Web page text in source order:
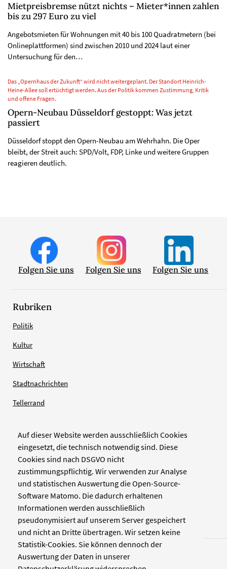
Auf dieser Website werden ausschließlich Cookies
eingesetzt, die technisch notwendig sind. Diese
Cookies sind nach DSGVO nicht
zustimmungspflichtig. Wir verwenden zur Analyse
und statistischen Auswertung die Open-Source-
Software Matomo. Die dadurch erhaltenen
Informationen werden ausschließlich
pseudonymisiert auf unserem Server gespeichert
und nicht an Dritte übertragen. Wir setzen keine
Statistik-Cookies. Sie können dennoch der
Auswertung der Daten in unserer
Mietpreisbremse nützt nichts – Mieter*innen zahlen
bis zu 297 Euro zu viel
Angebotsmieten für Wohnungen mit 40 bis 100 Quadratmetern (bei
Onlineplattformen) sind zwischen 2010 und 2024 laut einer
Untersuchung für den…
Das „Opernhaus der Zukunft“ wird nicht weitergeplant. Der Standort Heinrich-
Heine-Allee soll ertüchtigt werden. Aus der Politik kommen Zustimmung, Kritik
und offene Fragen.
Opern-Neubau Düsseldorf gestoppt: Was jetzt
passiert
Düsseldorf stoppt den Opern-Neubau am Wehrhahn. Die Oper
bleibt, der Streit auch: SPD/Volt, FDP, Linke und weitere Gruppen
reagieren deutlich.
Folgen Sie uns Folgen Sie uns Folgen Sie uns
Rubriken
Politik
Kultur
Wirtschaft
Stadtnachrichten
Tellerrand
Verlag
Pinienstraße 2
40233 Düsseldorf
www.zellwerk.com